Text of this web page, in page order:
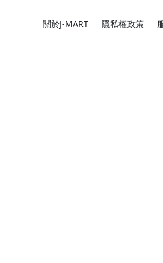
關於J-MART 隱私權政策